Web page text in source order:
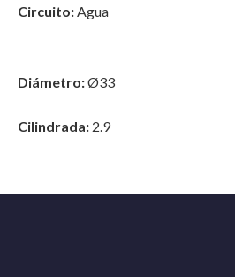
Circuito:Agua
Diámetro:Ø33
Cilindrada: 2.9